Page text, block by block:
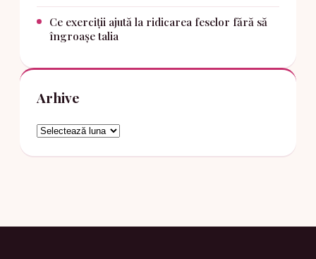
Ce exerciții ajută la ridicarea feselor fără să
îngroașe talia
Arhive
Arhive